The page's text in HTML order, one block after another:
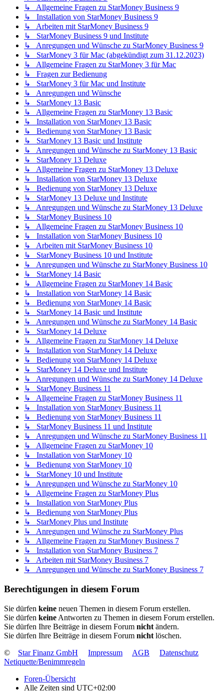
↳ Allgemeine Fragen zu StarMoney Business 9
↳ Installation von StarMoney Business 9
↳ Arbeiten mit StarMoney Business 9
↳ StarMoney Business 9 und Institute
↳ Anregungen und Wünsche zu StarMoney Business 9
↳ StarMoney 3 für Mac (abgekündigt zum 31.12.2023)
↳ Allgemeine Fragen zu StarMoney 3 für Mac
↳ Fragen zur Bedienung
↳ StarMoney 3 für Mac und Institute
↳ Anregungen und Wünsche
↳ StarMoney 13 Basic
↳ Allgemeine Fragen zu StarMoney 13 Basic
↳ Installation von StarMoney 13 Basic
↳ Bedienung von StarMoney 13 Basic
↳ StarMoney 13 Basic und Institute
↳ Anregungen und Wünsche zu StarMoney 13 Basic
↳ StarMoney 13 Deluxe
↳ Allgemeine Fragen zu StarMoney 13 Deluxe
↳ Installation von StarMoney 13 Deluxe
↳ Bedienung von StarMoney 13 Deluxe
↳ StarMoney 13 Deluxe und Institute
↳ Anregungen und Wünsche zu StarMoney 13 Deluxe
↳ StarMoney Business 10
↳ Allgemeine Fragen zu StarMoney Business 10
↳ Installation von StarMoney Business 10
↳ Arbeiten mit StarMoney Business 10
↳ StarMoney Business 10 und Institute
↳ Anregungen und Wünsche zu StarMoney Business 10
↳ StarMoney 14 Basic
↳ Allgemeine Fragen zu StarMoney 14 Basic
↳ Installation von StarMoney 14 Basic
↳ Bedienung von StarMoney 14 Basic
↳ StarMoney 14 Basic und Institute
↳ Anregungen und Wünsche zu StarMoney 14 Basic
↳ StarMoney 14 Deluxe
↳ Allgemeine Fragen zu StarMoney 14 Deluxe
↳ Installation von StarMoney 14 Deluxe
↳ Bedienung von StarMoney 14 Deluxe
↳ StarMoney 14 Deluxe und Institute
↳ Anregungen und Wünsche zu StarMoney 14 Deluxe
↳ StarMoney Business 11
↳ Allgemeine Fragen zu StarMoney Business 11
↳ Installation von StarMoney Business 11
↳ Bedienung von StarMoney Business 11
↳ StarMoney Business 11 und Institute
↳ Anregungen und Wünsche zu StarMoney Business 11
↳ Allgemeine Fragen zu StarMoney 10
↳ Installation von StarMoney 10
↳ Bedienung von StarMoney 10
↳ StarMoney 10 und Institute
↳ Anregungen und Wünsche zu StarMoney 10
↳ Allgemeine Fragen zu StarMoney Plus
↳ Installation von StarMoney Plus
↳ Bedienung von StarMoney Plus
↳ StarMoney Plus und Institute
↳ Anregungen und Wünsche zu StarMoney Plus
↳ Allgemeine Fragen zu StarMoney Business 7
↳ Installation von StarMoney Business 7
↳ Arbeiten mit StarMoney Business 7
↳ Anregungen und Wünsche zu StarMoney Business 7
Berechtigungen in diesem Forum
Sie dürfen keine neuen Themen in diesem Forum erstellen.
Sie dürfen keine Antworten zu Themen in diesem Forum erstellen.
Sie dürfen Ihre Beiträge in diesem Forum nicht ändern.
Sie dürfen Ihre Beiträge in diesem Forum nicht löschen.
©
Star Finanz GmbH Impressum AGB
Datenschutz
Netiquette/Benimmregeln
Foren-Übersicht
Alle Zeiten sind UTC+02:00